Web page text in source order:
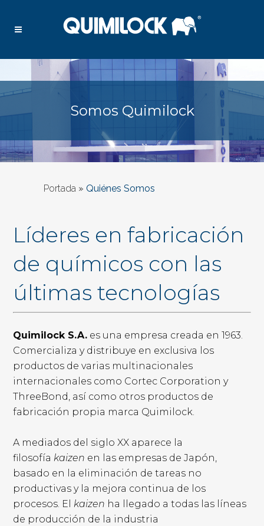
Somos Quimilock
Portada » Quiénes Somos
Líderes en fabricación
de químicos con las
últimas tecnologías
Quimilock S.A. es una empresa creada en 1963.
Comercializa y distribuye en exclusiva los
productos de varias multinacionales
internacionales como Cortec Corporation y
ThreeBond, así como otros productos de
fabricación propia marca Quimilock.
A mediados del siglo XX aparece la
filosofía kaizen en las empresas de Japón,
basado en la eliminación de tareas no
productivas y la mejora continua de los
procesos. El kaizen ha llegado a todas las líneas
de producción de la industria